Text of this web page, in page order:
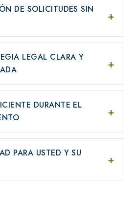
DE SOLICITUDES SIN
LEGAL CLARA Y
DURANTE EL
PARA USTED Y SU